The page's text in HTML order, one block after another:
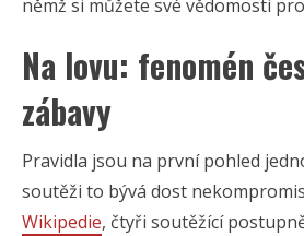
němž si můžete své vědomosti
Na lovu: fenomén
zábavy
Pravidla jsou na první pohled
soutěži to bývá dost
Wikipedie, čtyři soutěžící